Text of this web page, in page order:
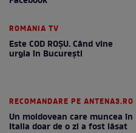
ROMANIA TV
Este COD ROŞU. Când vine
urgia în Bucureşti
RECOMANDARE PE ANTENA3.RO
Un moldovean care muncea în
Italia doar de o zi a fost lăsat